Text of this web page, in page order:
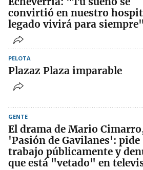
convirtió en nuestro
legado vivirá para siempre"
PELOTA
Plazaz Plaza imparable
GENTE
El drama de Mario
'Pasión de Gavilanes': pide
trabajo públicamente y
que está "vetado" en